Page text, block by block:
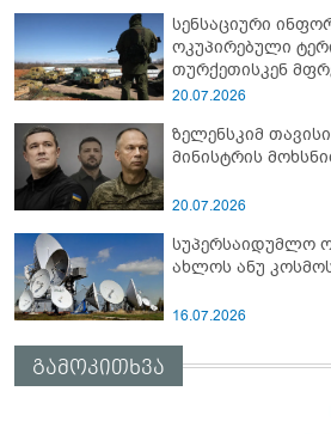
სენსაციური
ოკუპირებული
თურქეთისკენ
სამიტი კინაღამ
20.07.2026
ზელენსკიმ
მინისტრის
20.07.2026
სუპერსაიდუმლო
16.07.2026
გამოკითხვა